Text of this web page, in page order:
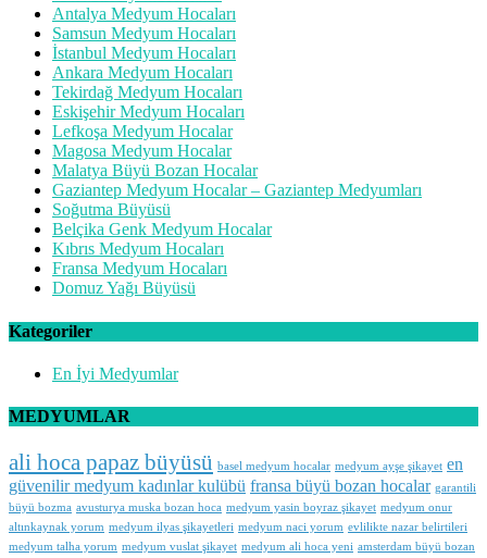
Antalya Medyum Hocaları
Samsun Medyum Hocaları
İstanbul Medyum Hocaları
Ankara Medyum Hocaları
Tekirdağ Medyum Hocaları
Eskişehir Medyum Hocaları
Lefkoşa Medyum Hocalar
Magosa Medyum Hocalar
Malatya Büyü Bozan Hocalar
Gaziantep Medyum Hocalar – Gaziantep Medyumları
Soğutma Büyüsü
Belçika Genk Medyum Hocalar
Kıbrıs Medyum Hocaları
Fransa Medyum Hocaları
Domuz Yağı Büyüsü
Kategoriler
En İyi Medyumlar
MEDYUMLAR
ali hoca papaz büyüsü basel medyum hocalar medyum ayşe şikayet en
güvenilir medyum kadınlar kulübü fransa büyü bozan hocalar garantili
büyü bozma avusturya muska bozan hoca medyum yasin boyraz şikayet medyum onur
altınkaynak yorum medyum ilyas şikayetleri medyum naci yorum evlilikte nazar belirtileri
medyum talha yorum medyum vuslat şikayet medyum ali hoca yeni amsterdam büyü bozan